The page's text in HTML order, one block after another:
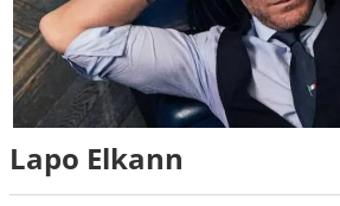
Lapo Elkann